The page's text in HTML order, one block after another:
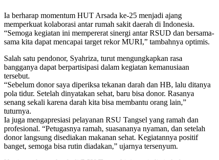
Ia berharap momentum HUT Arsada ke-25 menjadi ajang
memperkuat kolaborasi antar rumah sakit daerah di Indonesia.
“Semoga kegiatan ini mempererat sinergi antar RSUD dan bersama-
sama kita dapat mencapai target rekor MURI,” tambahnya optimis.
Salah satu pendonor, Syahriza, turut mengungkapkan rasa
bangganya dapat berpartisipasi dalam kegiatan kemanusiaan
tersebut.
“Sebelum donor saya diperiksa tekanan darah dan HB, lalu ditanya
pola tidur. Setelah dinyatakan sehat, baru bisa donor. Rasanya
senang sekali karena darah kita bisa membantu orang lain,”
tuturnya.
Ia juga mengapresiasi pelayanan RSU Tangsel yang ramah dan
profesional. “Petugasnya ramah, suasananya nyaman, dan setelah
donor langsung disediakan makanan sehat. Kegiatannya positif
banget, semoga bisa rutin diadakan,” ujarnya tersenyum.